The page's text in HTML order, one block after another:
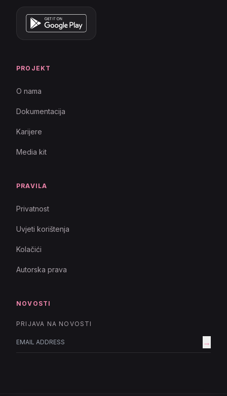
PROJEKT
O nama
Dokumentacija
Karijere
Media kit
PRAVILA
Privatnost
Uvjeti korištenja
Kolačići
Autorska prava
NOVOSTI
PRIJAVA NA NOVOSTI
→